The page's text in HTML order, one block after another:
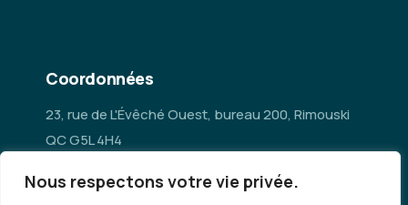
Nous respectons votre vie privée.
Coordonnées
23, rue de L'Évêché Ouest, bureau 200, Rimouski
QC G5L 4H4
administration@mrc-rn.ca